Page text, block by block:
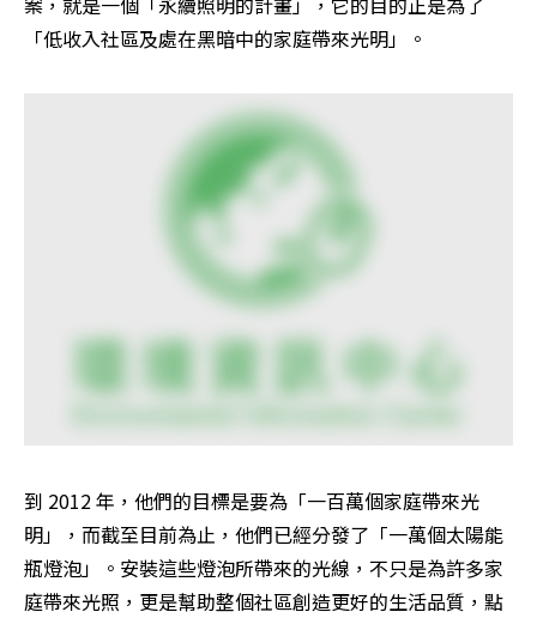
「低收入社區及處在黑暗中的家庭帶來光明」。
到 2012 年，他們的目標是要為「一百萬個家庭帶來光
明」，而截至目前為止，他們已經分發了「一萬個太陽能
瓶燈泡」。安裝這些燈泡所帶來的光線，不只是為許多家
庭帶來光照，更是幫助整個社區創造更好的生活品質，點